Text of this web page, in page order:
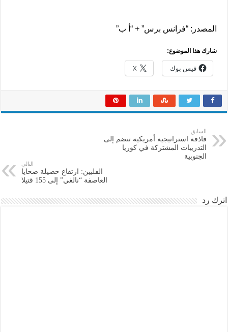
المصدر: “فرانس برس” + “أ ب”
شارك هذا الموضوع:
فيس بوك X
السابق
قاذفة استراتيجية أمريكية تنضم إلى
التدريبات المشتركة في كوريا
الجنوبية
التالي
الفلبين: ارتفاع حصيلة ضحايا
العاصفة “نالغي” إلى 155 قتيلا
اترك رد